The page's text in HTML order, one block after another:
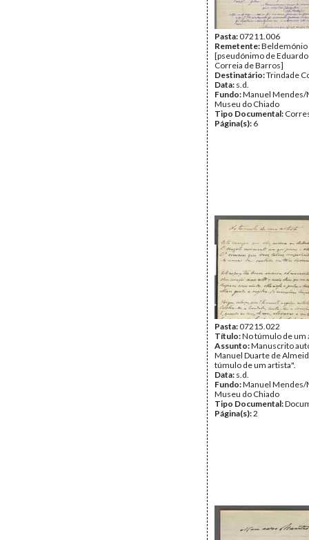
Pasta:07211.006
Remetente:Beldemónio
[pseudónimo de Eduardo
Correia de Barros]
Destinatário:Trindade
Data: s.d.
Fundo:Manuel Mendes/
Museu do Chiado
Tipo Documental:
Página(s): 6
Pasta:07215.022
Título:No túmulo de um
Assunto:Manuscrito
Manuel Duarte de
túmulo de um artista".
Data: s.d.
Fundo:Manuel Mendes/
Museu do Chiado
Tipo Documental:
Página(s):2